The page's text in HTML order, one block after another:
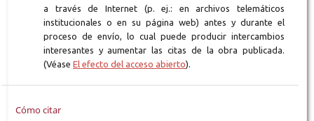
a través de Internet (p. ej.: en archivos telemáticos
institucionales o en su página web) antes y durante el
proceso de envío, lo cual puede producir intercambios
interesantes y aumentar las citas de la obra publicada.
(Véase El efecto del acceso abierto).
Cómo citar